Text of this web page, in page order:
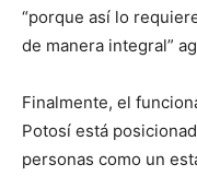
“porque así lo
de manera integral”
Finalmente, el
Potosí está
personas como un